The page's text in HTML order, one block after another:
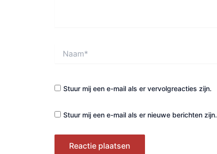
Stuur mij een e-mail als er vervolgreacties zijn.
Stuur mij een e-mail als er nieuwe berichten zijn.